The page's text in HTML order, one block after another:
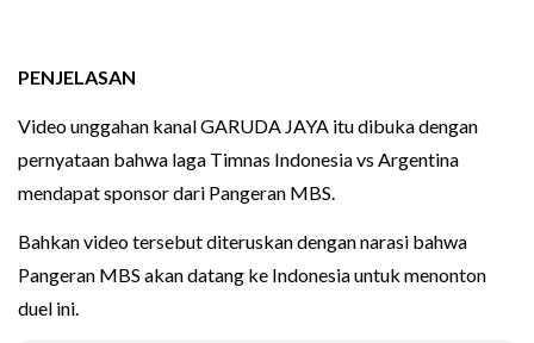
PENJELASAN
Video unggahan kanal GARUDA JAYA itu dibuka dengan
pernyataan bahwa laga Timnas Indonesia vs Argentina
mendapat sponsor dari Pangeran MBS.
Bahkan video tersebut diteruskan dengan narasi bahwa
Pangeran MBS akan datang ke Indonesia untuk menonton
duel ini.